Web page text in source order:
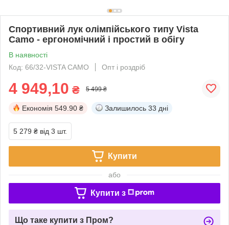
Спортивний лук олімпійського типу Vista
Camo - ергономічний і простий в обігу
В наявності
Код: 66/32-VISTA CAMO
Опт і роздріб
4 949,10 ₴ 5 499 ₴
Економія 549.90 ₴ Залишилось 33 дні
5 279 ₴ від 3 шт.
Купити
або
Купити з
Що таке купити з Пром?